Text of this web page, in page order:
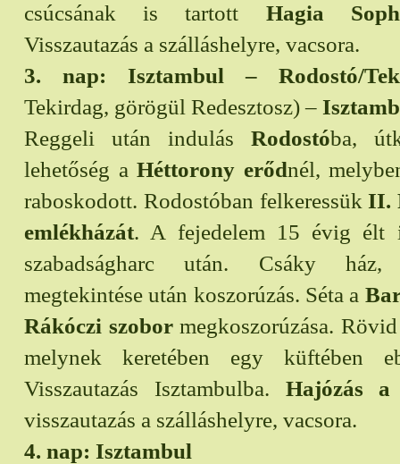
csúcsának is tartott Hagia
Visszautazás a szálláshelyre, vacsora.
3. nap: Isztambul – Rodostó/
Tekirdag, görögül Redesztosz) –
Reggeli után indulás Rodostóba,
lehetőség aHéttorony erődnél,
raboskodott. Rodostóban felkeressükII.
emlékházát. A fejedelem 15 évig élt
szabadságharc után. Csáky
megtekintése után koszorúzás. Séta a
Rákóczi szobormegkoszorúzása. Rövid
melynek keretében egy küftében
Visszautazás Isztambulba. Hajózás a
visszautazás a szálláshelyre, vacsora.
4. nap: Isztambul